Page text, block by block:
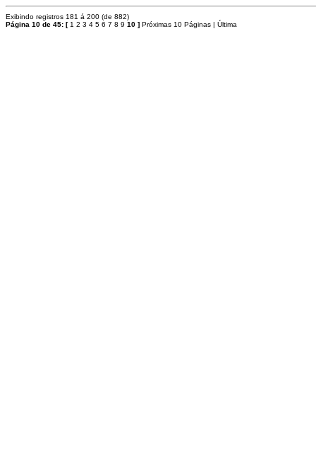
Exibindo registros 181 á 200 (de 882)
Página 10 de 45: [ 1 2 3 4 5 6 7 8 9 10 ] Próximas 10 Páginas | Última